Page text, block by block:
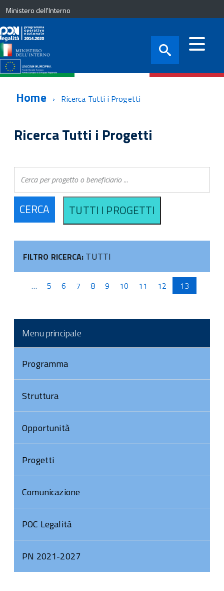
Ministero dell'Interno
Home Ricerca Tutti i Progetti
Ricerca Tutti i Progetti
FILTRO RICERCA: TUTTI
… 5 6 7 8 9 10 11 12 13
Menu principale
Programma
Struttura
Opportunità
Progetti
Comunicazione
POC Legalità
PN 2021-2027